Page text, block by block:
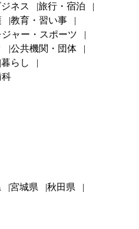
ジネス
旅行・宿泊
教育・習い事
ジャー・スポーツ
公共機関・団体
暮らし
科
宮城県
秋田県